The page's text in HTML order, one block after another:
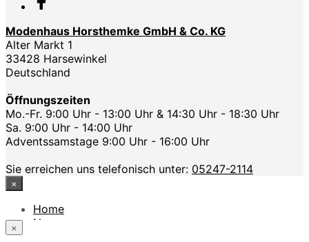
Modenhaus Horsthemke GmbH & Co. KG
Alter Markt 1
33428 Harsewinkel
Deutschland
Öffnungszeiten
Mo.-Fr. 9:00 Uhr - 13:00 Uhr & 14:30 Uhr - 18:30 Uhr
Sa. 9:00 Uhr - 14:00 Uhr
Adventssamstage 9:00 Uhr - 16:00 Uhr
Sie erreichen uns telefonisch unter: 05247-2114
×
Home
News
×